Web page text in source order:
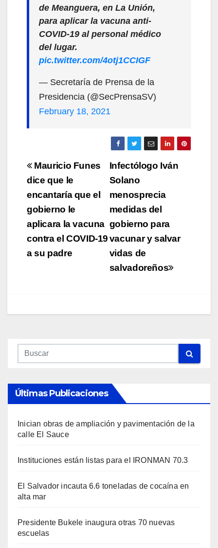
de Meanguera, en La Unión,
para aplicar la vacuna anti-
COVID-19 al personal médico
del lugar.
pic.twitter.com/4otj1CCIGF
— Secretaría de Prensa de la
Presidencia (@SecPrensaSV)
February 18, 2021
Navegación
de
entradas
Infectólogo Iván
Solano
menosprecia
medidas del
gobierno para
vacunar y salvar
vidas de
salvadoreños
Mauricio Funes
dice que le
encantaría que el
gobierno le
aplicara la vacuna
contra el COVID-19
a su padre
Últimas Publicaciones
Inician obras de ampliación y pavimentación de la
calle El Sauce
Instituciones están listas para el IRONMAN 70.3
El Salvador incauta 6.6 toneladas de cocaína en
alta mar
Presidente Bukele inaugura otras 70 nuevas
escuelas